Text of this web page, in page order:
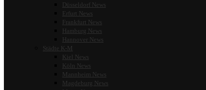
Düsseldorf News
Erfurt News
Frankfurt News
Hamburg News
Hannover News
Städte K-M
Kiel News
Köln News
Mannheim News
Magdeburg News